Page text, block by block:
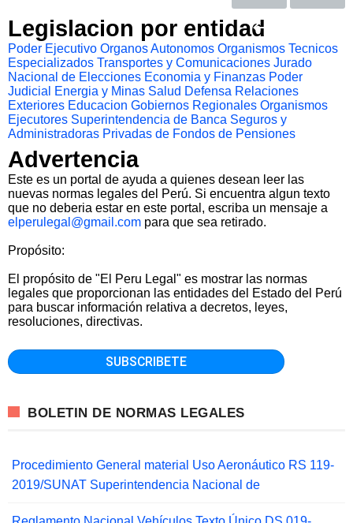
Legislacion por entidad
Poder Ejecutivo Organos Autonomos Organismos Tecnicos
Especializados Transportes y Comunicaciones Jurado
Nacional de Elecciones Economia y Finanzas Poder
Judicial
Energia y Minas Salud Defensa Relaciones
Exteriores Educacion Gobiernos Regionales Organismos
Ejecutores Superintendencia de Banca Seguros y
Administradoras Privadas de Fondos de Pensiones
Advertencia
Este es un portal de ayuda a quienes desean leer las
nuevas normas legales del Perú. Si encuentra algun texto
que no deberia estar en este portal, escriba un mensaje a
elperulegal@gmail.com para que sea retirado.
Propósito:
El propósito de "El Peru Legal" es mostrar las normas
legales que proporcionan las entidades del Estado del Perú
para buscar información relativa a decretos, leyes,
resoluciones, directivas.
BOLETIN DE NORMAS LEGALES
Procedimiento General material Uso Aeronáutico RS 119-
2019/SUNAT Superintendencia Nacional de